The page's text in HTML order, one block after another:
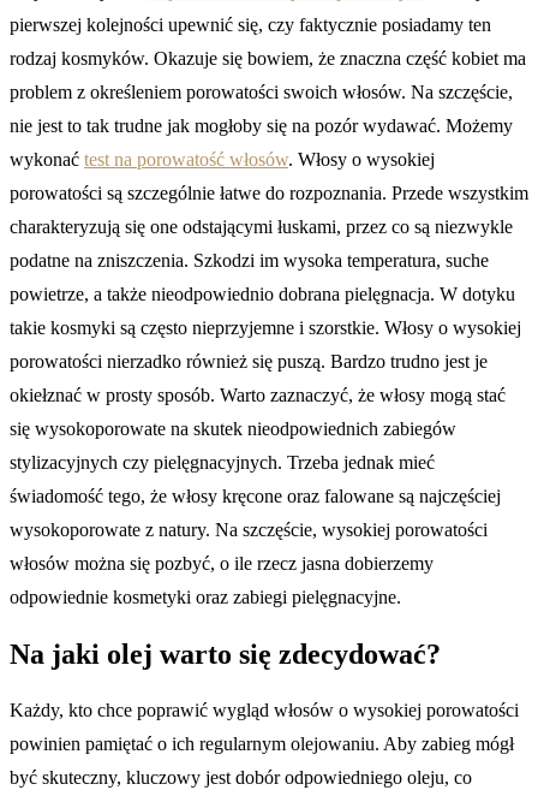
pierwszej kolejności upewnić się, czy faktycznie posiadamy ten
rodzaj kosmyków. Okazuje się bowiem, że znaczna część kobiet ma
problem z określeniem porowatości swoich włosów. Na szczęście,
nie jest to tak trudne jak mogłoby się na pozór wydawać. Możemy
wykonać test na porowatość włosów. Włosy o wysokiej
porowatości są szczególnie łatwe do rozpoznania. Przede wszystkim
charakteryzują się one odstającymi łuskami, przez co są niezwykle
podatne na zniszczenia. Szkodzi im wysoka temperatura, suche
powietrze, a także nieodpowiednio dobrana pielęgnacja. W dotyku
takie kosmyki są często nieprzyjemne i szorstkie. Włosy o wysokiej
porowatości nierzadko również się puszą. Bardzo trudno jest je
okiełznać w prosty sposób. Warto zaznaczyć, że włosy mogą stać
się wysokoporowate na skutek nieodpowiednich zabiegów
stylizacyjnych czy pielęgnacyjnych. Trzeba jednak mieć
świadomość tego, że włosy kręcone oraz falowane są najczęściej
wysokoporowate z natury. Na szczęście, wysokiej porowatości
włosów można się pozbyć, o ile rzecz jasna dobierzemy
odpowiednie kosmetyki oraz zabiegi pielęgnacyjne.
Na jaki olej warto się zdecydować?
Każdy, kto chce poprawić wygląd włosów o wysokiej porowatości
powinien pamiętać o ich regularnym olejowaniu. Aby zabieg mógł
być skuteczny, kluczowy jest dobór odpowiedniego oleju, co